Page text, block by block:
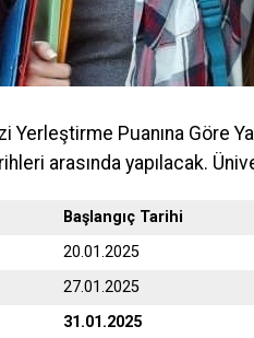
Yerleştirme Puanına Göre
arasında yapılacak.
Başlangıç Tarihi
20.01.2025
27.01.2025
31.01.2025